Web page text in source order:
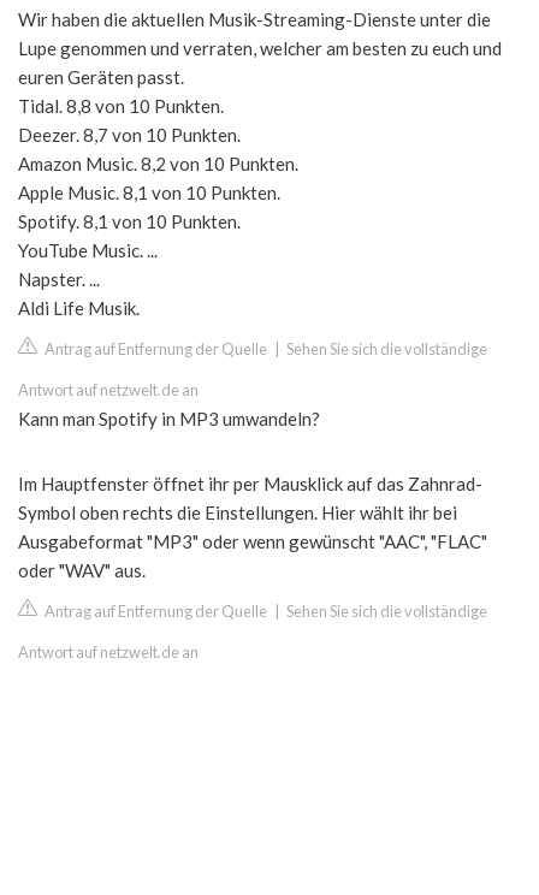
Wir haben die aktuellen Musik-Streaming-Dienste unter die
Lupe genommen und verraten, welcher am besten zu euch und
euren Geräten passt.
Tidal. 8,8 von 10 Punkten.
Deezer. 8,7 von 10 Punkten.
Amazon Music. 8,2 von 10 Punkten.
Apple Music. 8,1 von 10 Punkten.
Spotify. 8,1 von 10 Punkten.
YouTube Music. ...
Napster. ...
Aldi Life Musik.
Antrag auf Entfernung der Quelle Sehen Sie sich die vollständige
Antwort auf netzwelt.de an
Kann man Spotify in MP3 umwandeln?
Im Hauptfenster öffnet ihr per Mausklick auf das Zahnrad-
Symbol oben rechts die Einstellungen. Hier wählt ihr bei
Ausgabeformat "MP3" oder wenn gewünscht "AAC", "FLAC"
oder "WAV" aus.
Antrag auf Entfernung der Quelle Sehen Sie sich die vollständige
Antwort auf netzwelt.de an